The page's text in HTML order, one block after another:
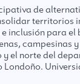
de
territorios
inclusión para el
campesinas
el norte del
Londoño.